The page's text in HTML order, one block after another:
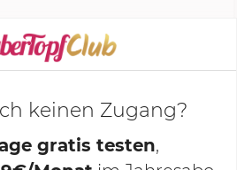
STARTEN
keinen Zugang?
gratis testen,